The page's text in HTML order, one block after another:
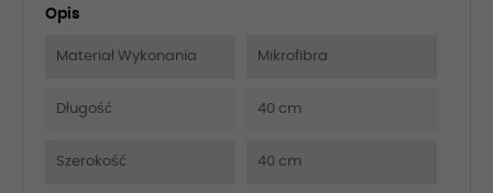
Opis
Materiał Wykonania Mikrofibra
Długość 40 cm
Szerokość 40 cm